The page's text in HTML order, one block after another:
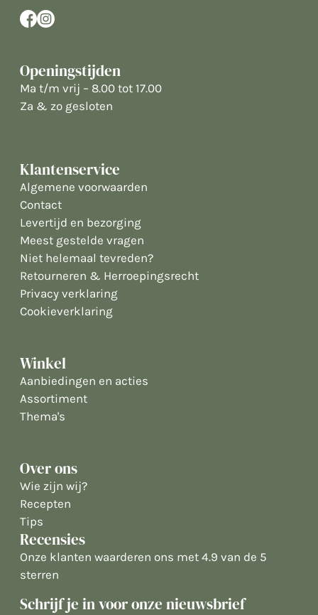
Openingstijden
Ma t/m vrij – 8.00 tot 17.00
Za & zo gesloten
Klantenservice
Algemene voorwaarden
Contact
Levertijd en bezorging
Meest gestelde vragen
Niet helemaal tevreden?
Retourneren & Herroepingsrecht
Privacy verklaring
Cookieverklaring
Winkel
Aanbiedingen en acties
Assortiment
Thema's
Over ons
Wie zijn wij?
Recepten
Tips
Recensies
Onze klanten waarderen ons met 4.9 van de 5
sterren
Schrijf je in voor onze nieuwsbrief